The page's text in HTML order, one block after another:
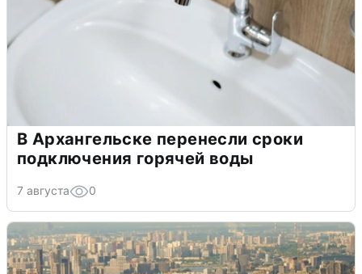
В Архангельске перенесли сроки
подключения горячей воды
7 августа 0